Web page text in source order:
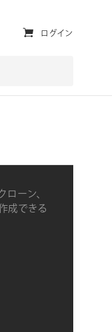
ユ
ィ
ィ・
ナ
ビ
ログイン
ーン、
成できる